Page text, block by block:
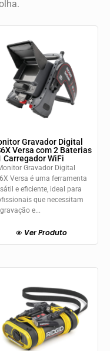
Gravador Digital
Versa com 2 Baterias
Carregador WiFi
Gravador Digital
Versa é uma ferramenta
e eficiente, ideal para
que necessitam
e...
Ver Produto